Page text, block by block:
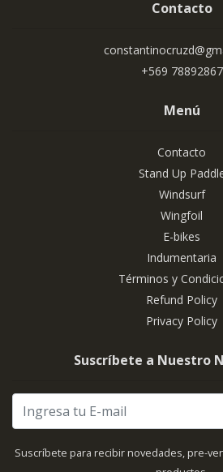
Contacto
+569 78892867
Menú
Contacto
Stand Up
Windsurf
Wingfoil
E-bikes
Indumentaria
Términos y
Refund Policy
Privacy Policy
Suscríbete a Nuestro
Suscríbete para recibir novedades, pre-